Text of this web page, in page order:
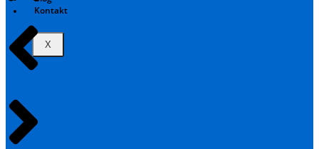
Kontakt
X